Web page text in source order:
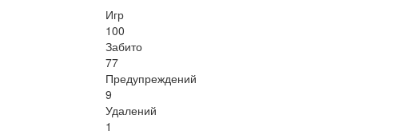
Игр
100
Забито
77
Предупреждений
9
Удалений
1